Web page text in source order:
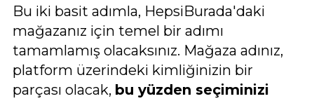
Bu iki basit adımla, HepsiBurada'daki
mağazanız için temel bir adımı
tamamlamış olacaksınız. Mağaza adınız,
platform üzerindeki kimliğinizin bir
parçası olacak, bu yüzden seçiminizi